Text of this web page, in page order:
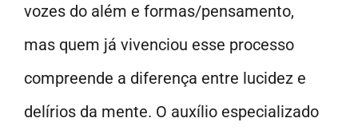
vozes do além e formas/pensamento,
mas quem já vivenciou esse processo
compreende a diferença entre lucidez e
delírios da mente. O auxílio especializado